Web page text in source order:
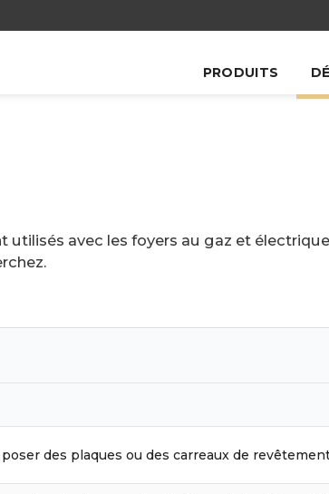
PRODUITS
avec les foyers au gaz et
des plaques ou des carreaux de